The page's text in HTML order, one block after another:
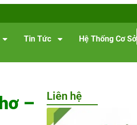
Tin Tức Hệ Thống Cơ Sở
–
Liên hệ